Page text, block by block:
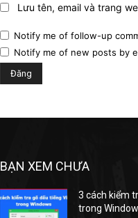
Lưu tên, email và trang
Notify me of follow-up
Notify me of new posts by
BẠN XEM CHƯA
3 cách kiểm
trong